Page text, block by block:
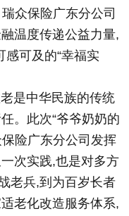
众保险广东分公司
温度传递公益力量,
感可及的“幸福实
是中华民族的传统
。此次“爷爷奶奶的
险广东分公司发挥
次实践,也是对多方
老兵,到为百岁长者
老化改造服务体系,